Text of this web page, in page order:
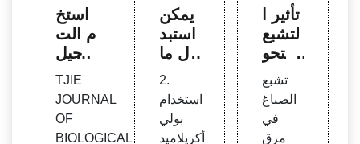
استخ
دام الت
رحيل
الكهر
بي اله
لامي ا
لقرص
TJIE
JOURNAL
OF
BIOLOGICAL
يمكن
استبد
ال ما
جنافلو
ك 10
11 م
ن بول
2.
استخدام
بولي
أكريلاميد
تأثير ا
لتشبع
والتحو
يل عب
ر الغ
شاء ل
صبغة
تشبع
الصباغ
في
مرق